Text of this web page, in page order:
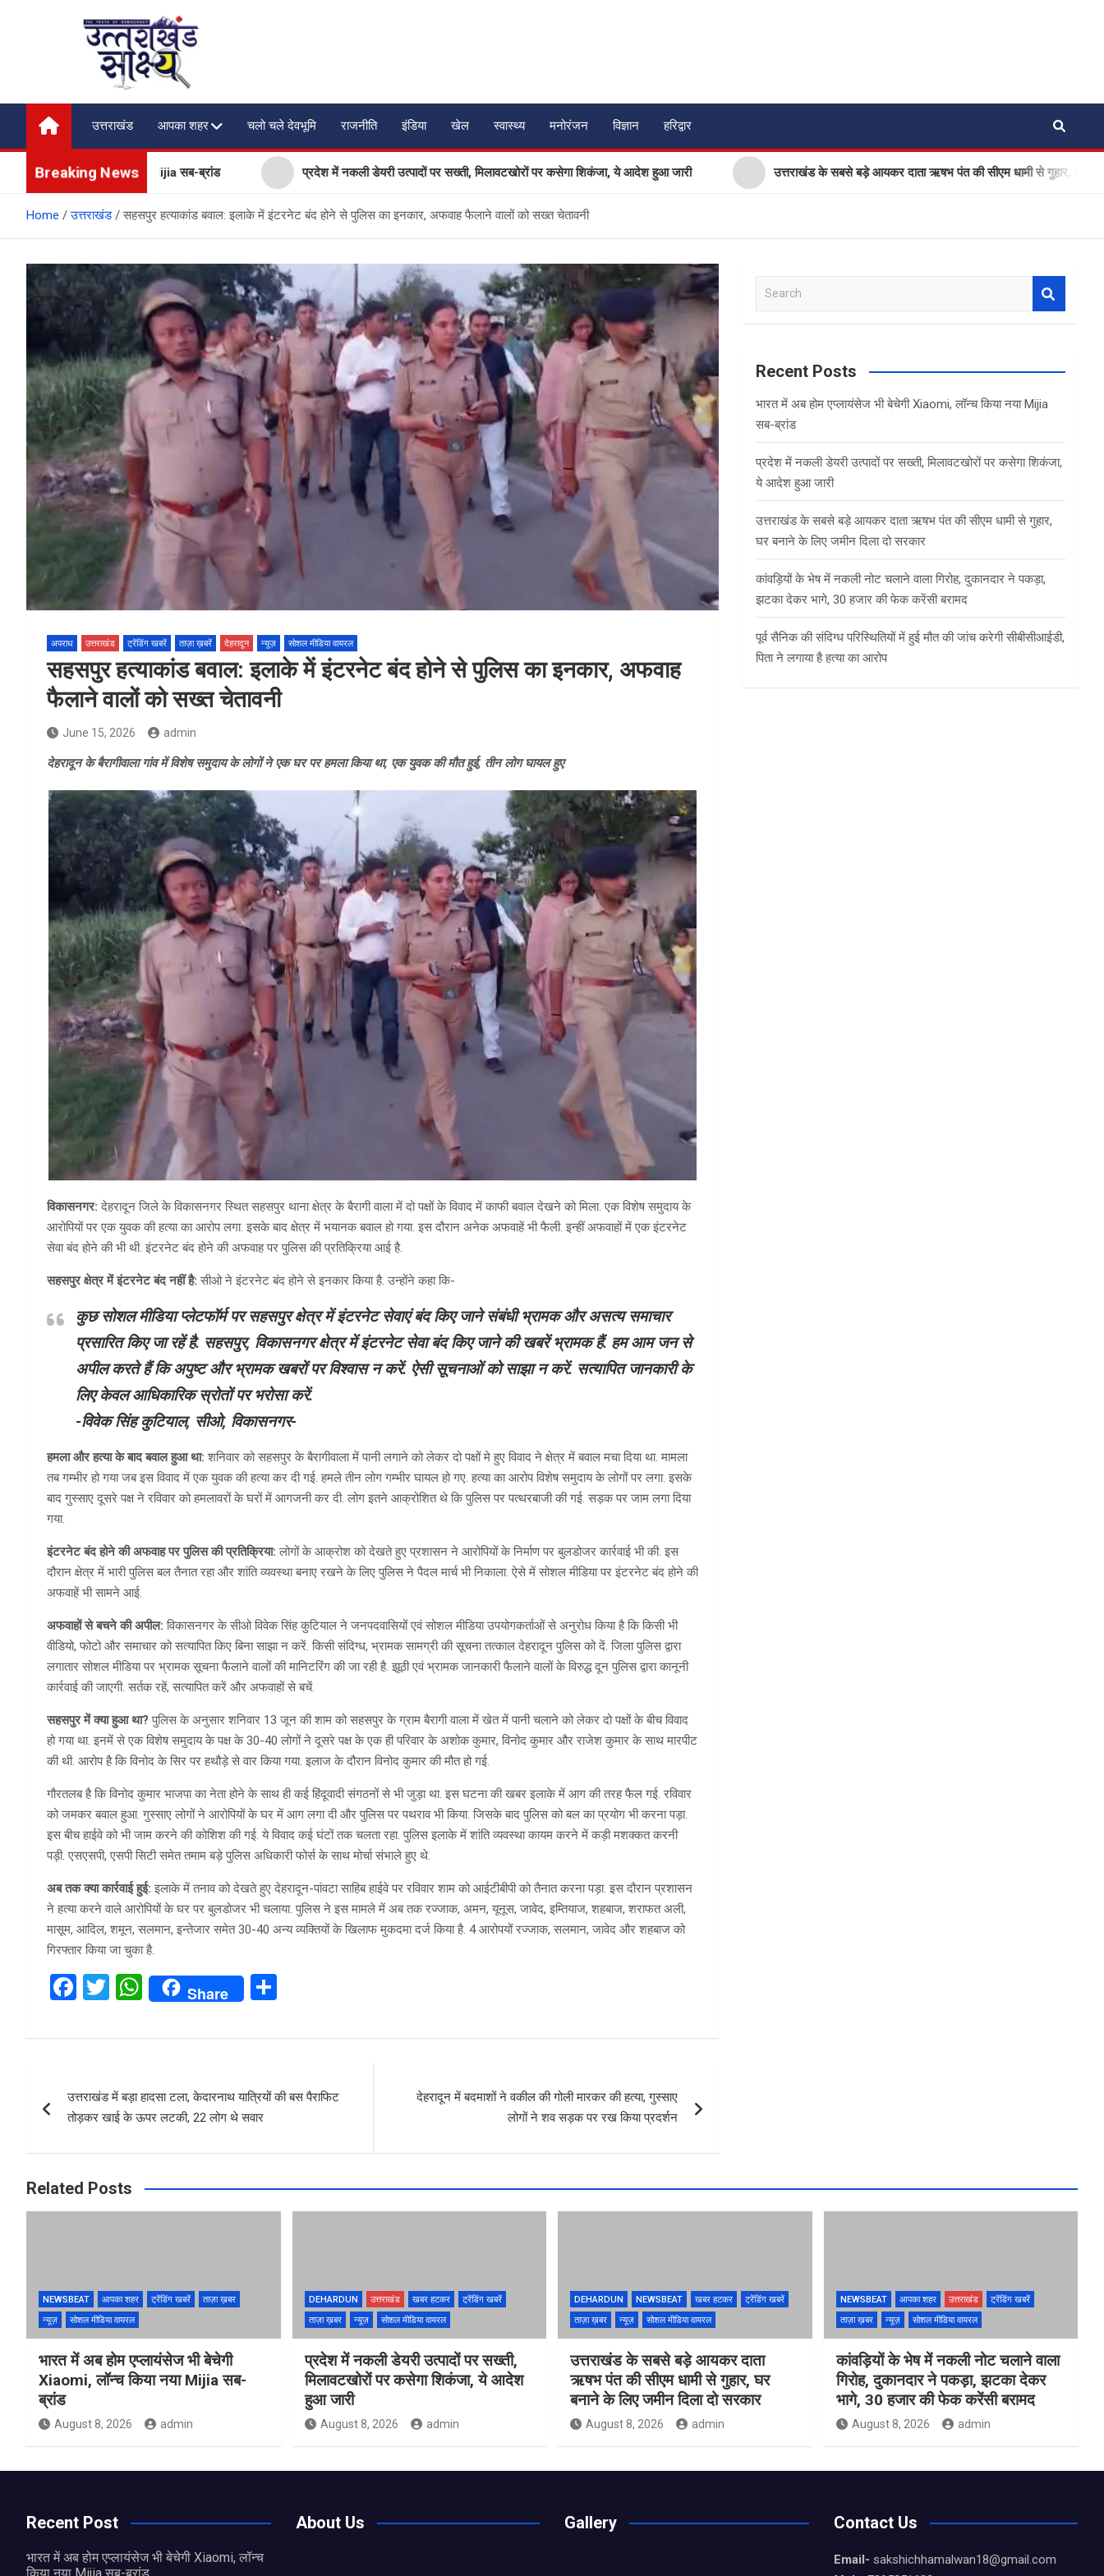
Uttarakhand Shakshya
My News Portal
उत्तराखंड
आपका शहर चलो चले देवभूमि राजनीति इंडिया खेल स्वास्थ्य मनोरंजन विज्ञान हरिद्वार
Breaking News
लॉन्च किया नया Mijia सब-ब्रांड प्रदेश में नकली डेयरी उत्पादों पर सख्ती, मिलावटखोरों पर कसेगा शिकंजा, ये आदेश हुआ जारी उत्तराखंड के सबसे बड़े आयकर दाता ऋषभ पंत की सीएम धामी से गुहार, घर बनाने के लिए
Home उत्तराखंड सहसपुर हत्याकांड बवाल: इलाके में इंटरनेट बंद होने से पुलिस का इनकार, अफवाह फैलाने वालों को सख्त चेतावनी
अपराध उत्तराखंड ट्रेंडिंग खबरें ताज़ा ख़बरें देहरादून न्यूज़ सोशल मीडिया वायरल
सहसपुर हत्याकांड बवाल: इलाके में इंटरनेट बंद होने से पुलिस का इनकार, अफवाह
फैलाने वालों को सख्त चेतावनी
June 15, 2026 admin
देहरादून के बैरागीवाला गांव में विशेष समुदाय के लोगों ने एक घर पर हमला किया था, एक युवक की मौत हुई, तीन लोग घायल हुए
विकासनगर: देहरादून जिले के विकासनगर स्थित सहसपुर थाना क्षेत्र के बैरागी वाला में दो पक्षों के विवाद में काफी बवाल देखने को मिला. एक विशेष समुदाय के
आरोपियों पर एक युवक की हत्या का आरोप लगा. इसके बाद क्षेत्र में भयानक बवाल हो गया. इस दौरान अनेक अफवाहें भी फैली. इन्हीं अफवाहों में एक इंटरनेट
सेवा बंद होने की भी थी. इंटरनेट बंद होने की अफवाह पर पुलिस की प्रतिक्रिया आई है.
सहसपुर क्षेत्र में इंटरनेट बंद नहीं है: सीओ ने इंटरनेट बंद होने से इनकार किया है. उन्होंने कहा कि-
कुछ सोशल मीडिया प्लेटफॉर्म पर सहसपुर क्षेत्र में इंटरनेट सेवाएं बंद किए जाने संबंधी भ्रामक और असत्य समाचार
प्रसारित किए जा रहें है. सहसपुर, विकासनगर क्षेत्र में इंटरनेट सेवा बंद किए जाने की खबरें भ्रामक हैं. हम आम जन से
अपील करते हैं कि अपुष्ट और भ्रामक खबरों पर विश्वास न करें. ऐसी सूचनाओं को साझा न करें. सत्यापित जानकारी के
लिए केवल आधिकारिक स्रोतों पर भरोसा करें.
-विवेक सिंह कुटियाल, सीओ, विकासनगर-
हमला और हत्या के बाद बवाल हुआ था: शनिवार को सहसपुर के बैरागीवाला में पानी लगाने को लेकर दो पक्षों मे हुए विवाद ने क्षेत्र में बवाल मचा दिया था. मामला
तब गम्भीर हो गया जब इस विवाद में एक युवक की हत्या कर दी गई. हमले तीन लोग गम्भीर घायल हो गए. हत्या का आरोप विशेष समुदाय के लोगों पर लगा. इसके
बाद गुस्साए दूसरे पक्ष ने रविवार को हमलावरों के घरों में आगजनी कर दी. लोग इतने आक्रोशित थे कि पुलिस पर पत्थरबाजी की गई. सड़क पर जाम लगा दिया
गया.
इंटरनेट बंद होने की अफवाह पर पुलिस की प्रतिक्रिया: लोगों के आक्रोश को देखते हुए प्रशासन ने आरोपियों के निर्माण पर बुलडोजर कार्रवाई भी की. इस
दौरान क्षेत्र में भारी पुलिस बल तैनात रहा और शांति व्यवस्था बनाए रखने के लिए पुलिस ने पैदल मार्च भी निकाला. ऐसे में सोशल मीडिया पर इंटरनेट बंद होने की
अफवाहें भी सामने आई.
अफवाहों से बचने की अपील: विकासनगर के सीओ विवेक सिंह कुटियाल ने जनपदवासियों एवं सोशल मीडिया उपयोगकर्ताओं से अनुरोध किया है कि किसी भी
वीडियो, फोटो और समाचार को सत्यापित किए बिना साझा न करें. किसी संदिग्ध, भ्रामक सामग्री की सूचना तत्काल देहरादून पुलिस को दें. जिला पुलिस द्वारा
लगातार सोशल मीडिया पर भ्रामक सूचना फैलाने वालों की मानिटरिंग की जा रही है. झूठी एवं भ्रामक जानकारी फैलाने वालों के विरुद्ध दून पुलिस द्वारा कानूनी
कार्रवाई की जाएगी. सर्तक रहें, सत्यापित करें और अफवाहों से बचें.
सहसपुर में क्या हुआ था? पुलिस के अनुसार शनिवार 13 जून की शाम को सहसपुर के ग्राम बैरागी वाला में खेत में पानी चलाने को लेकर दो पक्षों के बीच विवाद
हो गया था. इनमें से एक विशेष समुदाय के पक्ष के 30-40 लोगों ने दूसरे पक्ष के एक ही परिवार के अशोक कुमार, विनोद कुमार और राजेश कुमार के साथ मारपीट
की थी. आरोप है कि विनोद के सिर पर हथौड़े से वार किया गया. इलाज के दौरान विनोद कुमार की मौत हो गई.
गौरतलब है कि विनोद कुमार भाजपा का नेता होने के साथ ही कई हिंदूवादी संगठनों से भी जुड़ा था. इस घटना की खबर इलाके में आग की तरह फैल गई. रविवार
को जमकर बवाल हुआ. गुस्साए लोगों ने आरोपियों के घर में आग लगा दी और पुलिस पर पथराव भी किया. जिसके बाद पुलिस को बल का प्रयोग भी करना पड़ा.
इस बीच हाईवे को भी जाम करने की कोशिश की गई. ये विवाद कई घंटों तक चलता रहा. पुलिस इलाके में शांति व्यवस्था कायम करने में कड़ी मशक्कत करनी
पड़ी. एसएसपी, एसपी सिटी समेत तमाम बड़े पुलिस अधिकारी फोर्स के साथ मोर्चा संभाले हुए थे.
अब तक क्या कार्रवाई हुई: इलाके में तनाव को देखते हुए देहरादून-पांवटा साहिब हाईवे पर रविवार शाम को आईटीबीपी को तैनात करना पड़ा. इस दौरान प्रशासन
ने हत्या करने वाले आरोपियों के घर पर बुलडोजर भी चलाया. पुलिस ने इस मामले में अब तक रज्जाक, अमन, यूनूस, जावेद, इम्तियाज, शहबाज, शराफत अली,
मासूम, आदिल, शमून, सलमान, इन्तेजार समेत 30-40 अन्य व्यक्तियों के खिलाफ मुकदमा दर्ज किया है. 4 आरोपयों रज्जाक, सलमान, जावेद और शहबाज को
गिरफ्तार किया जा चुका है.
F
ce
o
o
k
T
tt
W
at
A
p
p
Share
ar
navigation
उत्तराखंड में बड़ा हादसा टला, केदारनाथ यात्रियों की बस पैराफिट
तोड़कर खाई के ऊपर लटकी, 22 लोग थे सवार
देहरादून में बदमाशों ने वकील की गोली मारकर की हत्या, गुस्साए
लोगों ने शव सड़क पर रख किया प्रदर्शन
a
c
Recent Posts
भारत में अब होम एप्लायंसेज भी बेचेगी Xiaomi, लॉन्च किया नया Mijia
सब-ब्रांड
प्रदेश में नकली डेयरी उत्पादों पर सख्ती, मिलावटखोरों पर कसेगा शिकंजा,
ये आदेश हुआ जारी
उत्तराखंड के सबसे बड़े आयकर दाता ऋषभ पंत की सीएम धामी से गुहार,
घर बनाने के लिए जमीन दिला दो सरकार
कांवड़ियों के भेष में नकली नोट चलाने वाला गिरोह, दुकानदार ने पकड़ा,
झटका देकर भागे, 30 हजार की फेक करेंसी बरामद
पूर्व सैनिक की संदिग्ध परिस्थितियों में हुई मौत की जांच करेगी सीबीसीआईडी,
पिता ने लगाया है हत्या का आरोप
Related Posts
NEWSBEAT आपका शहर ट्रेंडिंग खबरें
ताज़ा ख़बर
न्यूज़
सोशल मीडिया वायरल
भारत में अब होम एप्लायंसेज भी बेचेगी
Xiaomi, लॉन्च किया नया Mijia सब-
ब्रांड
August 8, 2026 admin
DEHARDUN उत्तराखंड खबर हटकर
ट्रेंडिंग खबरें
ताज़ा ख़बर
न्यूज़ सोशल मीडिया वायरल
प्रदेश में नकली डेयरी उत्पादों पर सख्ती,
मिलावटखोरों पर कसेगा शिकंजा, ये आदेश
हुआ जारी
August 8, 2026 admin
DEHARDUN NEWSBEAT खबर हटकर
ट्रेंडिंग खबरें
ताज़ा ख़बर
न्यूज़ सोशल मीडिया वायरल
उत्तराखंड के सबसे बड़े आयकर दाता
ऋषभ पंत की सीएम धामी से गुहार, घर
बनाने के लिए जमीन दिला दो सरकार
August 8, 2026 admin
NEWSBEAT आपका शहर उत्तराखंड
ट्रेंडिंग खबरें
ताज़ा ख़बर
न्यूज़ सोशल मीडिया वायरल
कांवड़ियों के भेष में नकली नोट चलाने वाला
गिरोह, दुकानदार ने पकड़ा, झटका देकर
भागे, 30 हजार की फेक करेंसी बरामद
August 8, 2026 admin
Recent Post
भारत में अब होम एप्लायंसेज भी बेचेगी Xiaomi, लॉन्च
किया नया Mijia सब-ब्रांड
About Us Gallery Contact Us
Email- sakshichhamalwan18@gmail.com